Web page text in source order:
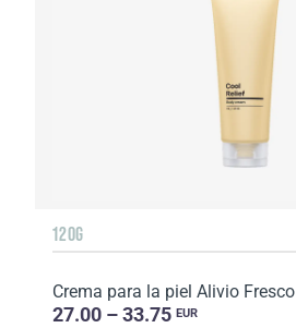
120G
Crema para la piel Alivio Fresco
27.00 – 33.75 EUR